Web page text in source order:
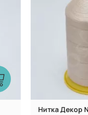
Нитка Декор